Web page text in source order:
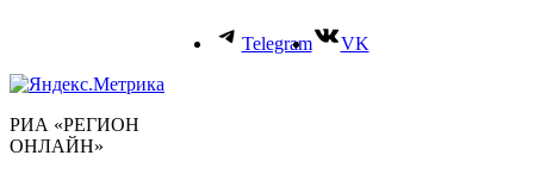
Telegram VK
РИА «РЕГИОН
ОНЛАЙН»